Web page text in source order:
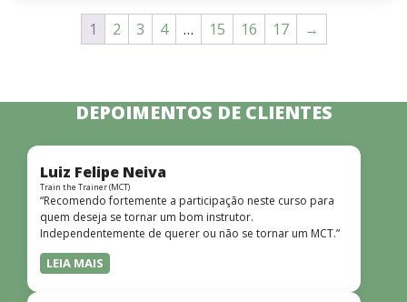
1 2 3 4 … 15 16 17 →
DEPOIMENTOS DE CLIENTES
Luiz Felipe Neiva
Train the Trainer (MCT)
“Recomendo fortemente a participação neste curso para
quem deseja se tornar um bom instrutor.
Independentemente de querer ou não se tornar um MCT.”
LEIA MAIS